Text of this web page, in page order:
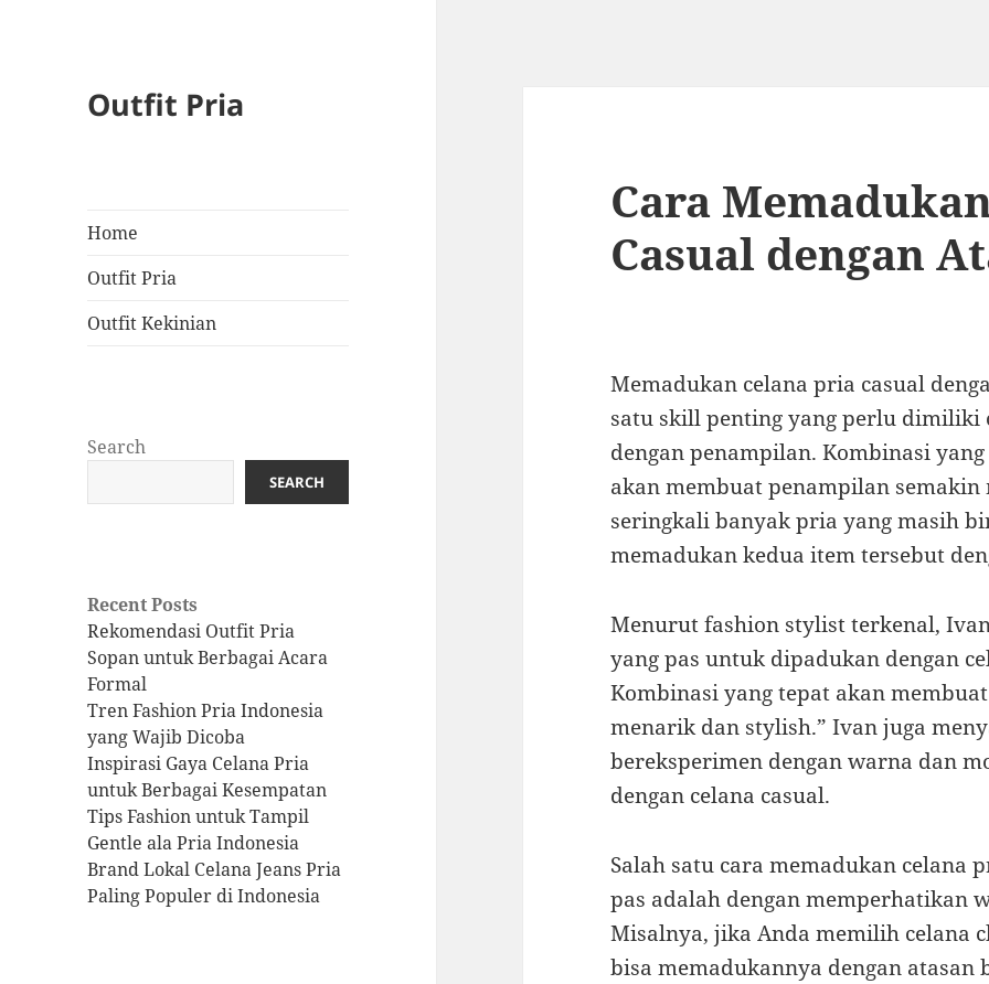
Outfit Pria
Home
Outfit Pria
Outfit Kekinian
Search
SEARCH
Recent Posts
Rekomendasi Outfit Pria
Sopan untuk Berbagai Acara
Formal
Tren Fashion Pria Indonesia
yang Wajib Dicoba
Inspirasi Gaya Celana Pria
untuk Berbagai Kesempatan
Tips Fashion untuk Tampil
Gentle ala Pria Indonesia
Brand Lokal Celana Jeans Pria
Paling Populer di Indonesia
Cara
Casual dengan
Memadukan celana pria casual
satu skill penting yang perlu dimiliki
dengan penampilan. Kombinasi
akan membuat penampilan
seringkali banyak pria yang masih
memadukan kedua item tersebut
Menurut fashion stylist terkenal,
yang pas untuk dipadukan dengan
Kombinasi yang tepat akan
menarik dan stylish.” Ivan juga
bereksperimen dengan warna dan
dengan celana casual.
Salah satu cara memadukan celana
pas adalah dengan memperhatikan
Misalnya, jika Anda memilih celana
bisa memadukannya dengan